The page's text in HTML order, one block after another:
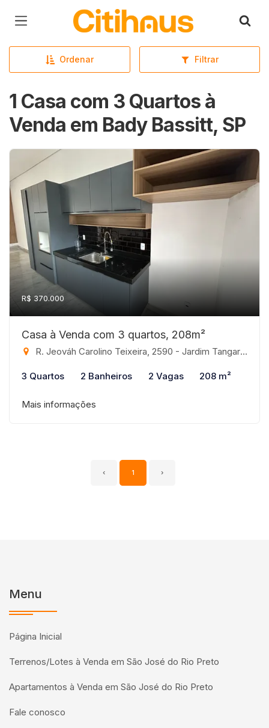
Página inicial
Ordenar Filtrar
1 Casa com 3 Quartos à
Venda em Bady Bassitt, SP
R$ 370.000
Casa à Venda com 3 quartos, 208m²
R. Jeováh Carolino Teixeira, 2590 - Jardim Tangará, Bady Bassitt-SP
3 Quartos 2 Banheiros 2 Vagas 208 m²
Mais informações
‹ 1 ›
Menu
Página Inicial
Terrenos/Lotes à Venda em São José do Rio Preto
Apartamentos à Venda em São José do Rio Preto
Fale conosco